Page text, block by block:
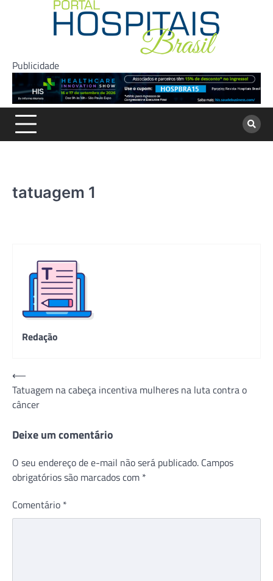
Publicidade
tatuagem 1
Redação
Navegação
de
Post
⟵
Tatuagem na cabeça incentiva mulheres na luta contra o
câncer
Deixe um comentário
O seu endereço de e-mail não será publicado. Campos
obrigatórios são marcados com *
Comentário *